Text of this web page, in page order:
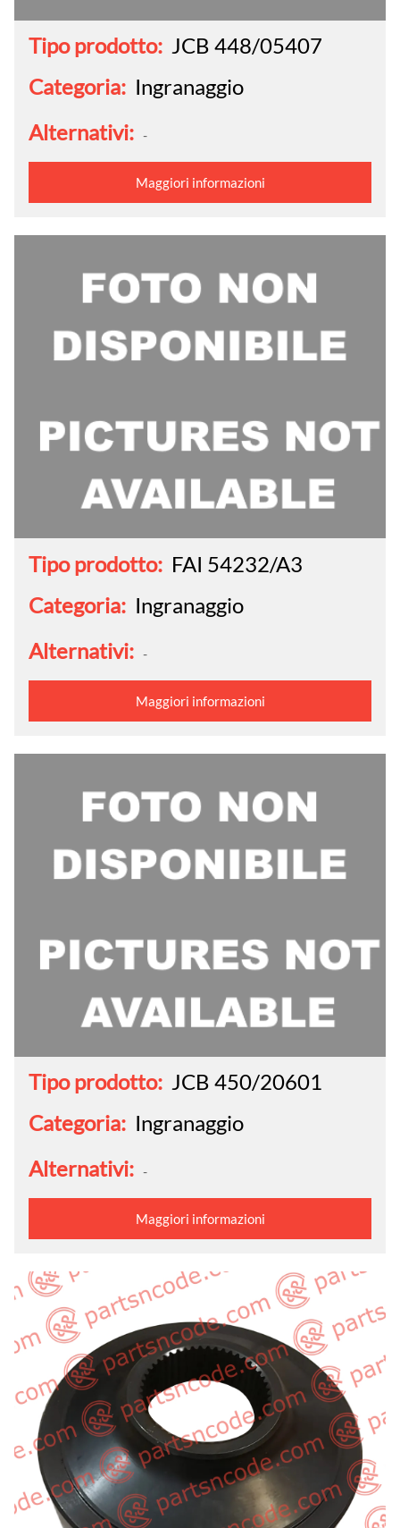
Tipo prodotto: JCB 448/05407
Categoria: Ingranaggio
Alternativi: -
Maggiori informazioni
Tipo prodotto: FAI 54232/A3
Categoria: Ingranaggio
Alternativi: -
Maggiori informazioni
Tipo prodotto: JCB 450/20601
Categoria: Ingranaggio
Alternativi: -
Maggiori informazioni